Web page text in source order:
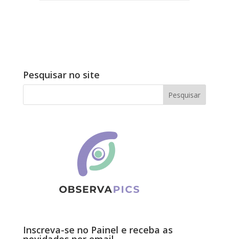
Pesquisar no site
Inscreva-se no Painel e receba as